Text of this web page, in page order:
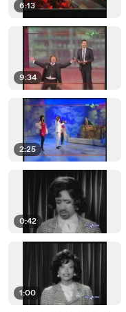
6:13
9:34
2:25
0:42
1:00